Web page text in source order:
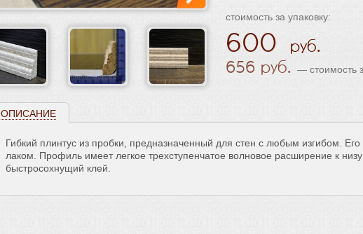
стоимость за упаковку:
600
656 — стоимость
ОПИСАНИЕ
Гибкий плинтус из пробки, предназначенный для стен с любым изгибом.
лаком. Профиль имеет легкое трехступенчатое волновое расширение к
быстросохнущий клей.